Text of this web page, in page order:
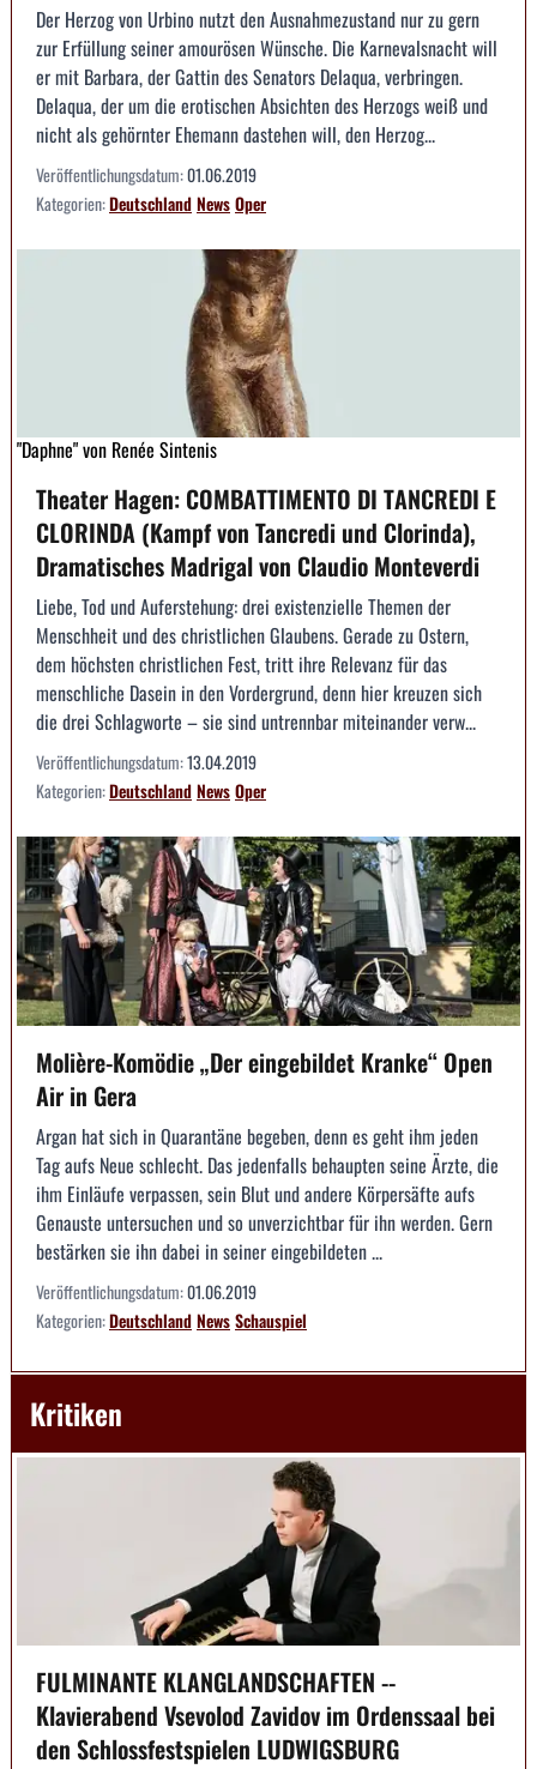
Der Herzog von Urbino nutzt den Ausnahmezustand nur zu gern
zur Erfüllung seiner amourösen Wünsche. Die Karnevalsnacht will
er mit Barbara, der Gattin des Senators Delaqua, verbringen.
Delaqua, der um die erotischen Absichten des Herzogs weiß und
nicht als gehörnter Ehemann dastehen will, den Herzog...
Veröffentlichungsdatum:01.06.2019
Kategorien:DeutschlandNewsOper
"Daphne" von Renée Sintenis
Theater Hagen: COMBATTIMENTO DI TANCREDI E
CLORINDA (Kampf von Tancredi und Clorinda),
Dramatisches Madrigal von Claudio Monteverdi
Liebe, Tod und Auferstehung: drei existenzielle Themen der
Menschheit und des christlichen Glaubens. Gerade zu Ostern,
dem höchsten christlichen Fest, tritt ihre Relevanz für das
menschliche Dasein in den Vordergrund, denn hier kreuzen sich
die drei Schlagworte – sie sind untrennbar miteinander verw...
Veröffentlichungsdatum:13.04.2019
Kategorien:DeutschlandNewsOper
Molière-Komödie „Der eingebildet Kranke“ Open
Air in Gera
Argan hat sich in Quarantäne begeben, denn es geht ihm jeden
Tag aufs Neue schlecht. Das jedenfalls behaupten seine Ärzte, die
ihm Einläufe verpassen, sein Blut und andere Körpersäfte aufs
Genauste untersuchen und so unverzichtbar für ihn werden. Gern
bestärken sie ihn dabei in seiner eingebildeten ...
Veröffentlichungsdatum:01.06.2019
Kategorien:DeutschlandNewsSchauspiel
Kritiken
FULMINANTE KLANGLANDSCHAFTEN --
Klavierabend Vsevolod Zavidov im Ordenssaal bei
den Schlossfestspielen LUDWIGSBURG